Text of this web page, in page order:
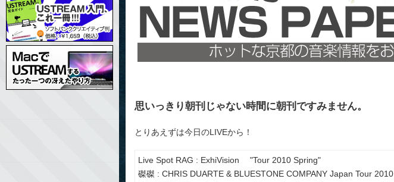
思いっきり朝刊じゃない時間に朝刊ですみません。
とりあえずは今日のLIVEから！
Live Spot RAG : ExhiVision "Tour 2010 Spring"
磔磔 : CHRIS DUARTE & BLUESTONE COMPANY Japan Tour 2010